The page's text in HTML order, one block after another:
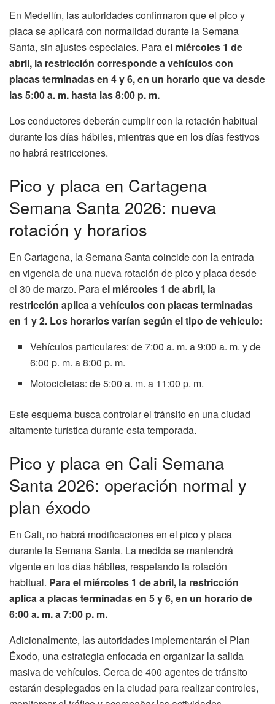
En Medellín, las autoridades confirmaron que el pico y
placa se aplicará con normalidad durante la Semana
Santa, sin ajustes especiales. Parael miércoles 1 de
abril, la restricción corresponde a vehículos con
placas terminadas en 4 y 6, en un horario que va desde
las 5:00 a. m. hasta las 8:00 p. m.
Los conductores deberán cumplir con la rotación habitual
durante los días hábiles, mientras que en los días festivos
no habrá restricciones.
Pico y placa en Cartagena
Semana Santa 2026: nueva
rotación y horarios
En Cartagena, la Semana Santa coincide con la entrada
en vigencia de una nueva rotación de pico y placa desde
el 30 de marzo. Parael miércoles 1 de abril, la
restricción aplica a vehículos con placas terminadas
en 1 y 2. Los horarios varían según el tipo de vehículo:
Vehículos particulares: de 7:00 a. m. a 9:00 a. m. y de
6:00 p. m. a 8:00 p. m.
Motocicletas: de 5:00 a. m. a 11:00 p. m.
Este esquema busca controlar el tránsito en una ciudad
altamente turística durante esta temporada.
Pico y placa en Cali Semana
Santa 2026: operación normal y
plan éxodo
En Cali, no habrá modificaciones en el pico y placa
durante la Semana Santa. La medida se mantendrá
vigente en los días hábiles, respetando la rotación
habitual. Para el miércoles 1 de abril, la restricción
aplica a placas terminadas en 5 y 6, en un horario de
6:00 a. m. a 7:00 p. m.
Adicionalmente, las autoridades implementarán el Plan
Éxodo, una estrategia enfocada en organizar la salida
masiva de vehículos. Cerca de 400 agentes de tránsito
estarán desplegados en la ciudad para realizar controles,